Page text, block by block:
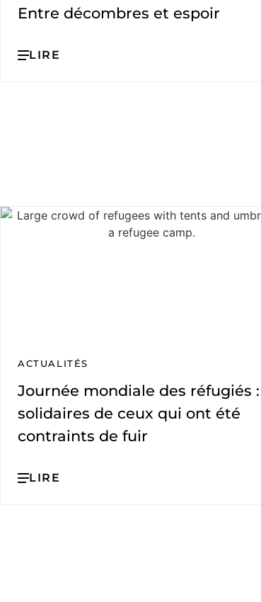
Entre décombres et espoir
LIRE
ACTUALITÉS
Journée mondiale des réfugiés :
solidaires de ceux qui ont été
contraints de fuir
LIRE